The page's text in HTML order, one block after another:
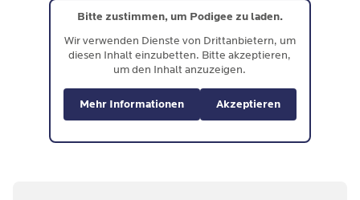
Bitte zustimmen, um Podigee zu laden.
Wir verwenden Dienste von Drittanbietern, um
diesen Inhalt einzubetten. Bitte akzeptieren,
um den Inhalt anzuzeigen.
Mehr Informationen Akzeptieren